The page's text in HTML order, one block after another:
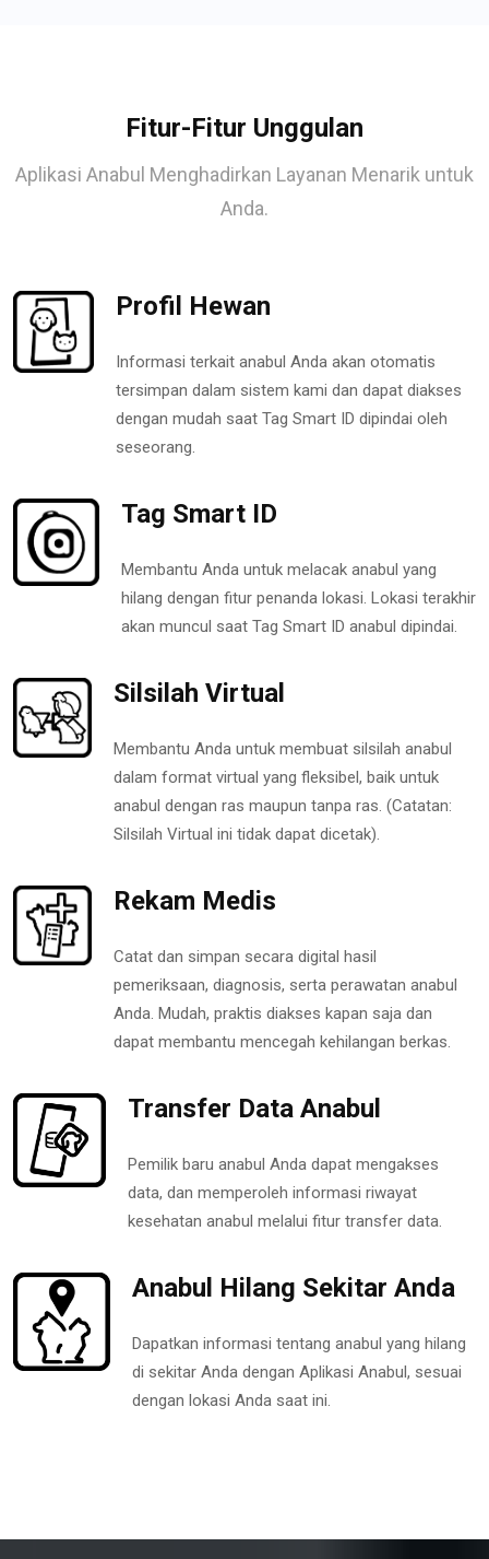
Fitur-Fitur Unggulan
Aplikasi Anabul Menghadirkan Layanan Menarik untuk
Anda.
Profil Hewan
Informasi terkait anabul Anda akan otomatis
tersimpan dalam sistem kami dan dapat diakses
dengan mudah saat Tag Smart ID dipindai oleh
seseorang.
Tag Smart ID
Membantu Anda untuk melacak anabul yang
hilang dengan fitur penanda lokasi. Lokasi terakhir
akan muncul saat Tag Smart ID anabul dipindai.
Silsilah Virtual
Membantu Anda untuk membuat silsilah anabul
dalam format virtual yang fleksibel, baik untuk
anabul dengan ras maupun tanpa ras. (Catatan:
Silsilah Virtual ini tidak dapat dicetak).
Rekam Medis
Catat dan simpan secara digital hasil
pemeriksaan, diagnosis, serta perawatan anabul
Anda. Mudah, praktis diakses kapan saja dan
dapat membantu mencegah kehilangan berkas.
Transfer Data Anabul
Pemilik baru anabul Anda dapat mengakses
data, dan memperoleh informasi riwayat
kesehatan anabul melalui fitur transfer data.
Anabul Hilang Sekitar Anda
Dapatkan informasi tentang anabul yang hilang
di sekitar Anda dengan Aplikasi Anabul, sesuai
dengan lokasi Anda saat ini.